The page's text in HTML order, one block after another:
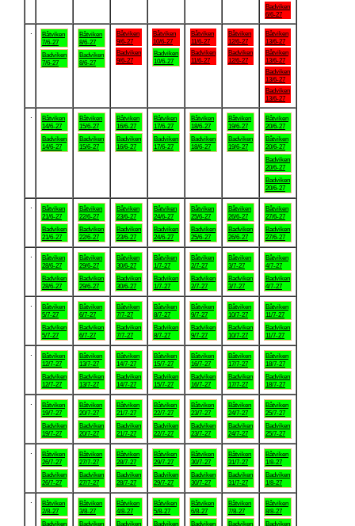
Badviken
6/6-27
Båtviken
7/6-27
Badviken
7/6-27
Båtviken
8/6-27
Badviken
8/6-27
Båtviken
9/6-27
Badviken
9/6-27
Båtviken
10/6-27
Badviken
10/6-27
Båtviken
11/6-27
Badviken
11/6-27
Båtviken
12/6-27
Badviken
12/6-27
Båtviken
13/6-27
Båtviken
13/6-27
Badviken
13/6-27
Badviken
13/6-27
Båtviken
14/6-27
Badviken
14/6-27
Båtviken
15/6-27
Badviken
15/6-27
Båtviken
16/6-27
Badviken
16/6-27
Båtviken
17/6-27
Badviken
17/6-27
Båtviken
18/6-27
Badviken
18/6-27
Båtviken
19/6-27
Badviken
19/6-27
Båtviken
20/6-27
Båtviken
20/6-27
Badviken
20/6-27
Badviken
20/6-27
Båtviken
21/6-27
Badviken
21/6-27
Båtviken
22/6-27
Badviken
22/6-27
Båtviken
23/6-27
Badviken
23/6-27
Båtviken
24/6-27
Badviken
24/6-27
Båtviken
25/6-27
Badviken
25/6-27
Båtviken
26/6-27
Badviken
26/6-27
Båtviken
27/6-27
Badviken
27/6-27
Båtviken
28/6-27
Badviken
28/6-27
Båtviken
29/6-27
Badviken
29/6-27
Båtviken
30/6-27
Badviken
30/6-27
Båtviken
1/7-27
Badviken
1/7-27
Båtviken
2/7-27
Badviken
2/7-27
Båtviken
3/7-27
Badviken
3/7-27
Båtviken
4/7-27
Badviken
4/7-27
Båtviken
5/7-27
Badviken
5/7-27
Båtviken
6/7-27
Badviken
6/7-27
Båtviken
7/7-27
Badviken
7/7-27
Båtviken
8/7-27
Badviken
8/7-27
Båtviken
9/7-27
Badviken
9/7-27
Båtviken
10/7-27
Badviken
10/7-27
Båtviken
11/7-27
Badviken
11/7-27
Båtviken
12/7-27
Badviken
12/7-27
Båtviken
13/7-27
Badviken
13/7-27
Båtviken
14/7-27
Badviken
14/7-27
Båtviken
15/7-27
Badviken
15/7-27
Båtviken
16/7-27
Badviken
16/7-27
Båtviken
17/7-27
Badviken
17/7-27
Båtviken
18/7-27
Badviken
18/7-27
Båtviken
19/7-27
Badviken
19/7-27
Båtviken
20/7-27
Badviken
20/7-27
Båtviken
21/7-27
Badviken
21/7-27
Båtviken
22/7-27
Badviken
22/7-27
Båtviken
23/7-27
Badviken
23/7-27
Båtviken
24/7-27
Badviken
24/7-27
Båtviken
25/7-27
Badviken
25/7-27
Båtviken
26/7-27
Badviken
26/7-27
Båtviken
27/7-27
Badviken
27/7-27
Båtviken
28/7-27
Badviken
28/7-27
Båtviken
29/7-27
Badviken
29/7-27
Båtviken
30/7-27
Badviken
30/7-27
Båtviken
31/7-27
Badviken
31/7-27
Båtviken
1/8-27
Badviken
1/8-27
Båtviken
2/8-27
Badviken
Båtviken
3/8-27
Badviken
Båtviken
4/8-27
Badviken
Båtviken
5/8-27
Badviken
Båtviken
6/8-27
Badviken
Båtviken
7/8-27
Badviken
Båtviken
8/8-27
Badviken